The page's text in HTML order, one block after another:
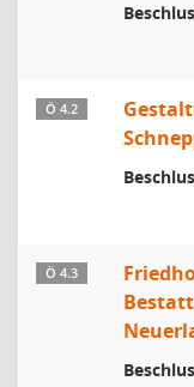
Ö 4.2
Ö 4.3